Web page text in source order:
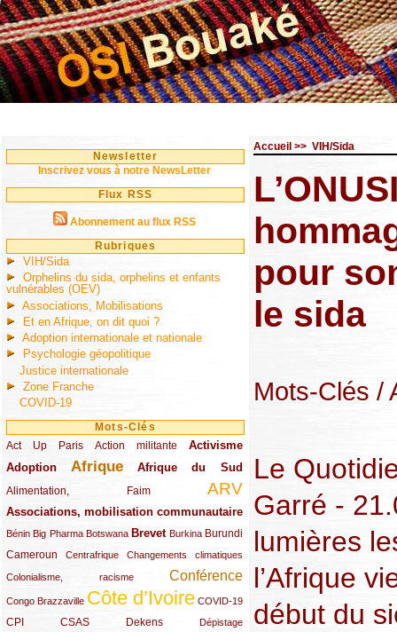
Newsletter
Inscrivez vous à notre NewsLetter
Flux RSS
Abonnement au flux RSS
Rubriques
VIH/Sida
Orphelins du sida, orphelins et enfants
vulnérables (OEV)
Associations, Mobilisations
Et en Afrique, on dit quoi ?
Adoption internationale et nationale
Psychologie géopolitique
Justice internationale
Zone Franche
COVID-19
Mots-Clés
Act Up Paris
(49/289) Action militante
(32/289) Activisme
(73/289)
Adoption
(82/289) Afrique
(161/289) Afrique du Sud
(73/289)
Alimentation, Faim
(48/289) ARV
(203/289)
Associations, mobilisation communautaire
(65/289)
Bénin
(13/289)Big Pharma
(16/289) Botswana
(9/289) Brevet
(83/289) Burkina
(18/289) Burundi
(30/289)
Cameroun
(47/289) Centrafrique
(23/289) Changements climatiques
(10/289)
Colonialisme, racisme
(19/289) Conférence
(118/289)
Congo Brazzaville
(24/289) Côte d’Ivoire
(263/289) COVID-19
(13/289)
CPI
(48/289) CSAS
(32/289) Dekens
(29/289) Dépistage
(19/289)
Accueil >> VIH/Sida
pour
le sida
Mots-Clés /
Le
Garré -
lumières
l’Afrique
début du